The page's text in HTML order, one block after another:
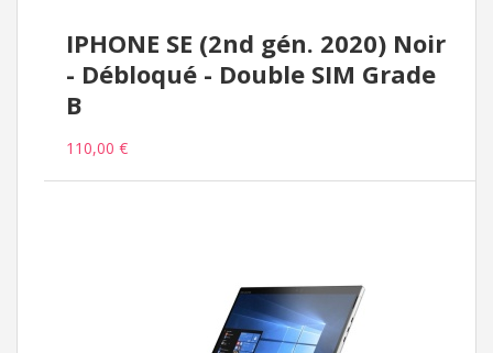
IPHONE SE (2nd gén. 2020) Noir
- Débloqué - Double SIM Grade
B
110,00 €